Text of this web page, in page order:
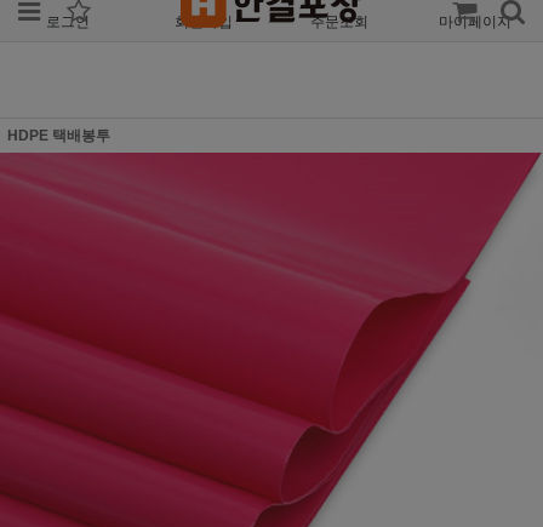
로그인 회원가입 주문조회 마이페이지
HDPE 택배봉투